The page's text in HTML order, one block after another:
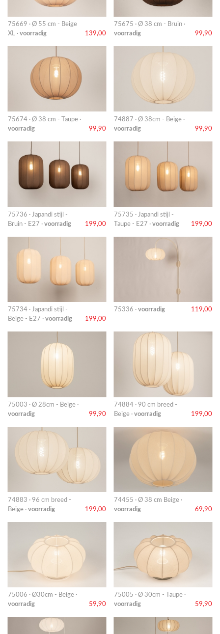
75669 · Ø 55 cm - Beige
XL · voorradig 139,00
75675 · Ø 38 cm - Bruin ·
voorradig
99,90
75674 · Ø 38 cm - Taupe ·
voorradig
99,90
74887 · Ø 38cm - Beige ·
voorradig
99,90
75736 · Japandi stijl -
Bruin - E27 · voorradig 199,00
75735 · Japandi stijl -
Taupe - E27 · voorradig 199,00
75734 · Japandi stijl -
Beige - E27 · voorradig 199,00
75336 · voorradig 119,00
75003 · Ø 28cm - Beige ·
voorradig
99,90
74884 · 90 cm breed -
Beige · voorradig 199,00
74883 · 96 cm breed -
Beige · voorradig 199,00
74455 · Ø 38 cm Beige ·
voorradig
69,90
75006 · Ø30cm - Beige ·
voorradig
59,90
75005 · Ø 30cm - Taupe ·
voorradig
59,90